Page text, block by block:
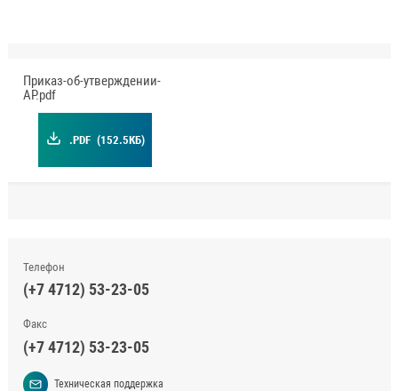
Приказ-об-утверждении-
АР.pdf
.PDF (152.5КБ)
Телефон
(+7 4712) 53-23-05
Факс
(+7 4712) 53-23-05
Техническая поддержка